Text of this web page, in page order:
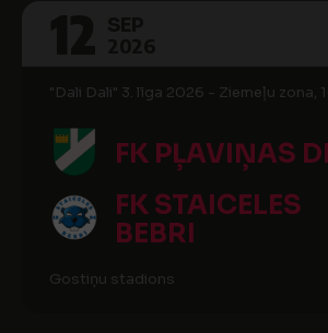
"Dali Dali" 3. līga 2026 - Ziemeļu zona,
FK PĻAVIŅAS
FK STAICELES
BEBRI
Gostiņu stadions